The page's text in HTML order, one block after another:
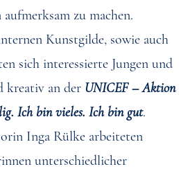
zu machen.
Kunstgilde, sowie auch
sich interessierte Jungen und
kreativ an der UNICEF – Aktion
Ich bin vieles. Ich bin gut.
Inga Rülke arbeiteten
unterschiedlicher